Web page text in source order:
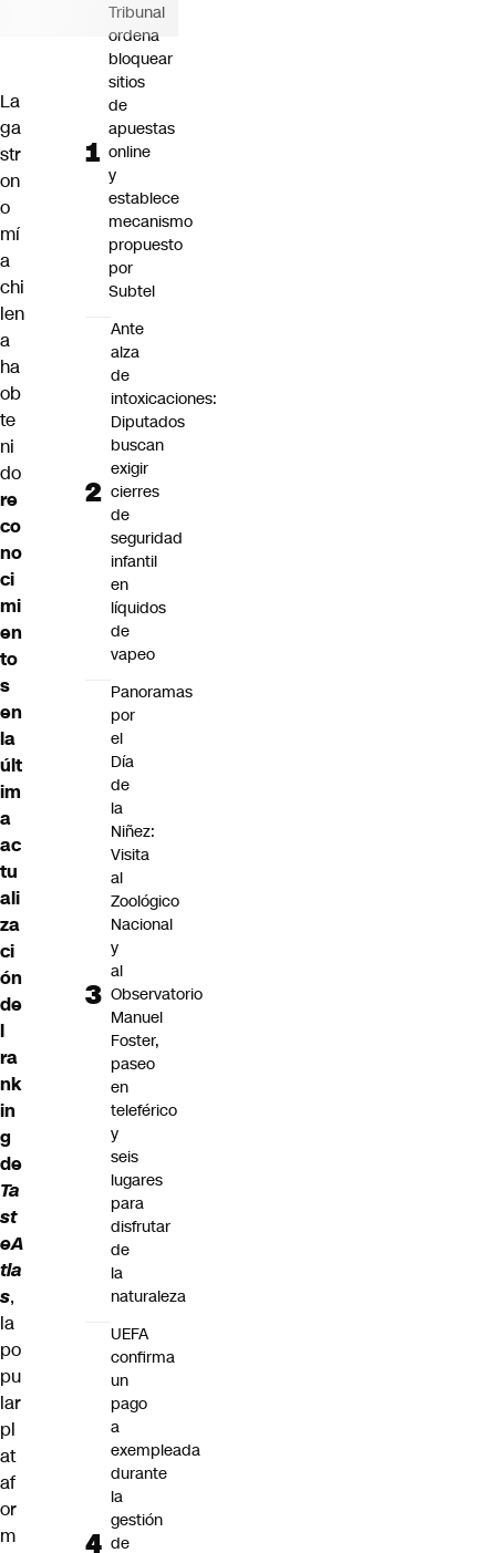
La
ga
str
on
o
mí
a
chi
len
a
ha
ob
te
ni
do
re
co
no
ci
mi
en
to
s
en
la
últ
im
a
ac
tu
ali
za
ci
ón
de
l
ra
nk
in
g
de
Ta
st
eA
tla
s,
la
po
pu
lar
pl
at
af
or
m
Tribunal
ordena
bloquear
sitios
de
apuestas
online
y
establece
mecanismo
propuesto
por
Subtel
Ante
alza
de
intoxicaciones:
Diputados
buscan
exigir
cierres
de
seguridad
infantil
en
líquidos
de
vapeo
Panoramas
por
el
Día
de
la
Niñez:
Visita
al
Zoológico
Nacional
y
al
Observatorio
Manuel
Foster,
paseo
en
teleférico
y
seis
lugares
para
disfrutar
de
la
naturaleza
UEFA
confirma
un
pago
a
exempleada
durante
la
gestión
de